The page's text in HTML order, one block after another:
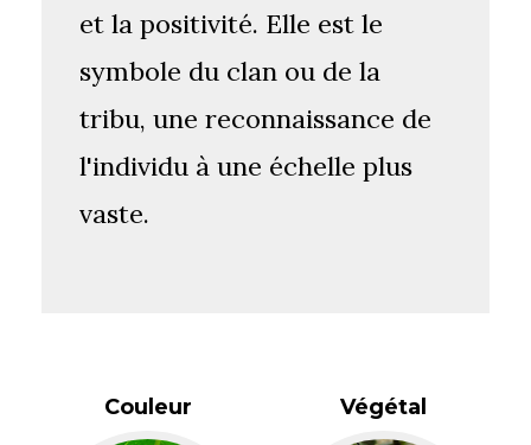
et la positivité. Elle est le
symbole du clan ou de la
tribu, une reconnaissance de
l'individu à une échelle plus
vaste.
Couleur Végétal